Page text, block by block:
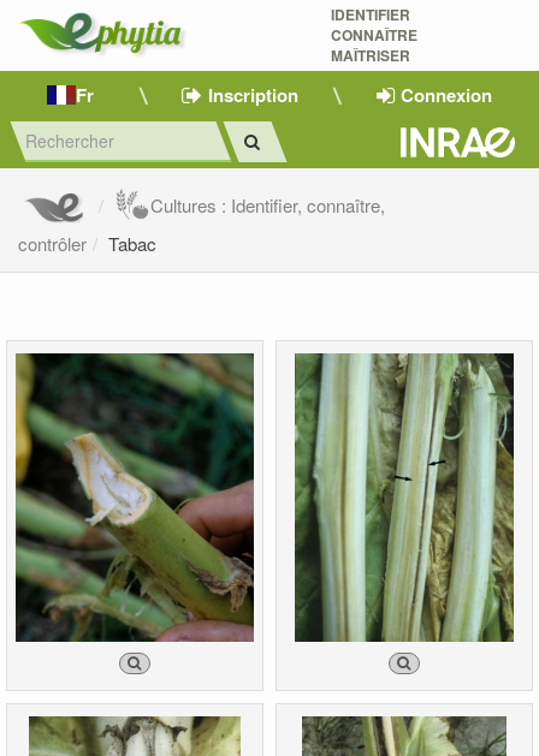
IDENTIFIER
CONNAÎTRE
MAÎTRISER
Fr Inscription Connexion
Cultures : Identifier, connaître,
contrôler
Tabac